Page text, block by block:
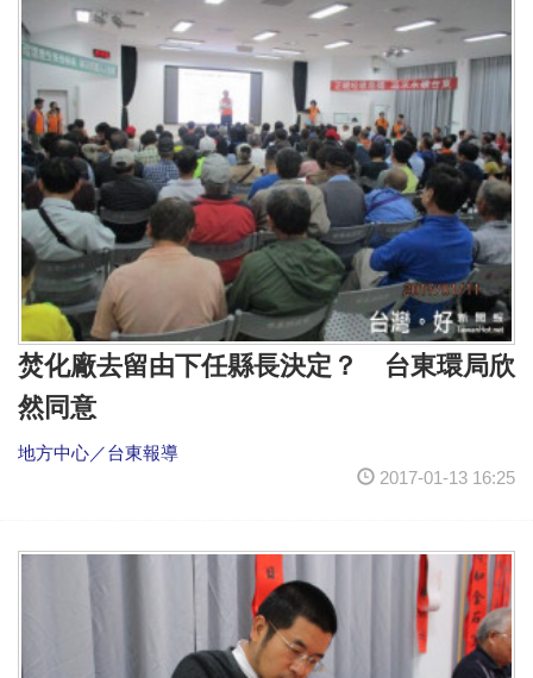
焚化廠去留由下任縣長決定？ 台東環局欣
然同意
地方中心／台東報導
2017-01-13 16:25